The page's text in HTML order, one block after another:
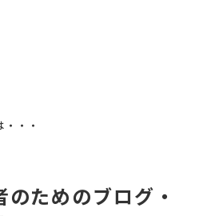
・・
ためのブログ・